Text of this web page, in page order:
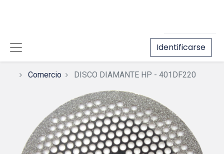
Identificarse
Comercio DISCO DIAMANTE HP - 401DF220